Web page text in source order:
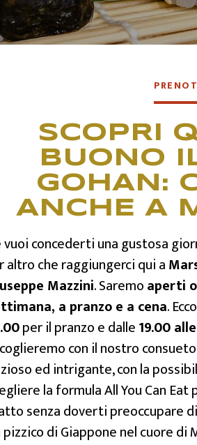
SCOPRI
BUONO
GOHAN:
ANCHE A
vuoi concederti una gustosa
altro che raggiungerci qui a
Mazzini. Saremoaperti
a pranzo e a cena.
per il pranzo e dalle19.00
con il nostro
ed intrigante, con la
la formula All You Can
senza doverti preoccupare
pizzico di Giappone nel cuore di